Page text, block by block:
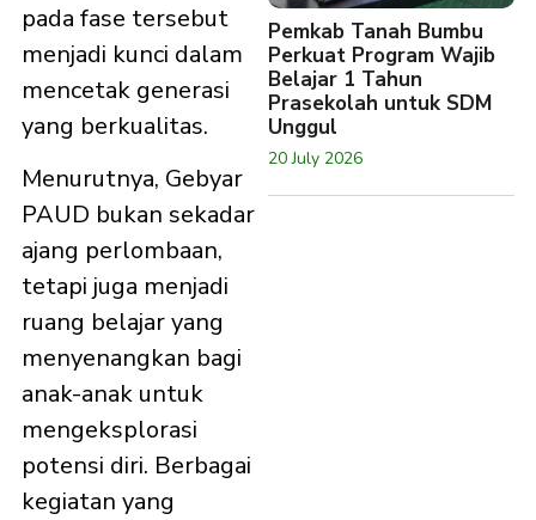
pada fase tersebut
menjadi kunci dalam
mencetak generasi
yang berkualitas.
Menurutnya, Gebyar
PAUD bukan sekadar
ajang perlombaan,
tetapi juga menjadi
ruang belajar yang
menyenangkan bagi
anak-anak untuk
mengeksplorasi
potensi diri. Berbagai
kegiatan yang
Pemkab Tanah Bumbu
Perkuat Program Wajib
Belajar 1 Tahun
Prasekolah untuk SDM
Unggul
20 July 2026